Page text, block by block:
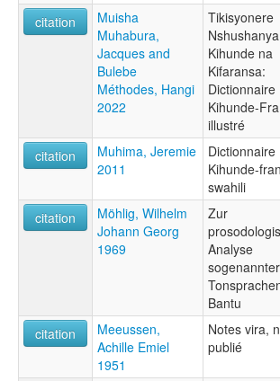
citation
Muisha
Muhabura,
Jacques and
Bulebe
Méthodes, Hangi
2022
Tikisyonere
Kihunde na
Kifaransa:
Dictionnaire
Kihunde-
illustré
citation
Muhima, Jeremie
2011
Dictionnaire
Kihunde-
swahili
citation
Möhlig, Wilhelm
Johann Georg
1969
Zur
Analyse
sogenannter
Bantu
citation
Meeussen,
Achille Emiel
1951
Notes vira,
publié